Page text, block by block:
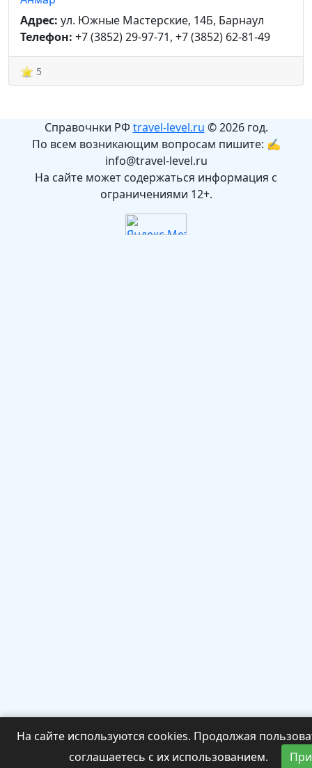
Адрес: ул. Южные Мастерские, 14Б, Барнаул
Телефон: +7 (3852) 29-97-71, +7 (3852) 62-81-49
5
Справочнки РФ travel-level.ru © 2026 год.
По всем возникающим вопросам пишите: ✍
info@travel-level.ru
На сайте может содержаться информация с
ограничениями 12+.
На сайте используются cookies. Продолжая
соглашаетесь с их использованием.